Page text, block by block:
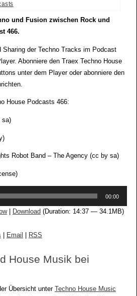
und Fusion zwischen Rock und
466.
Sharing der Techno Tracks im Podcast
Abonniere den Traex Techno House
unter dem Player oder abonniere den
House Podcasts 466:
sa)
Robot Band – The Agency (cc by sa)
00:00
| Download (Duration: 14:37 — 34.1MB)
Email RSS
House Musik bei
Übersicht unter
Techno House Music